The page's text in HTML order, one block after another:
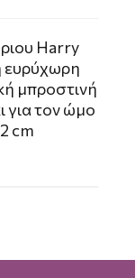
Harry
μπροστινή
για τον ώμο
cm